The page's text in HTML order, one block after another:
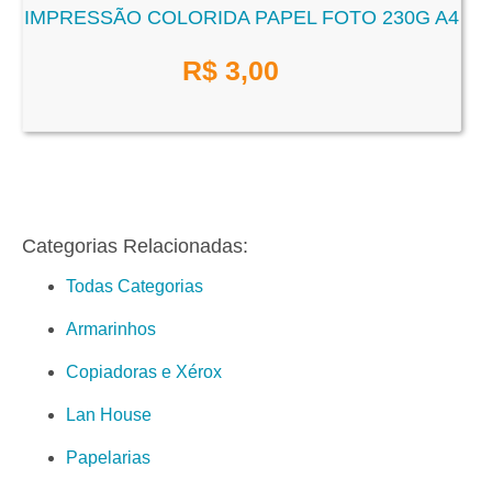
IMPRESSÃO COLORIDA PAPEL FOTO 230G A4
R$ 3,00
Categorias Relacionadas:
Todas Categorias
Armarinhos
Copiadoras e Xérox
Lan House
Papelarias